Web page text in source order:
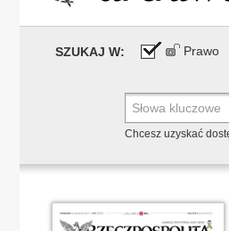
SZUKAJ W: Prawo
Chcesz uzyskać